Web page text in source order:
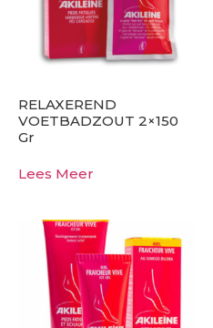
RELAXEREND
VOETBADZOUT 2×150
Gr
Lees Meer